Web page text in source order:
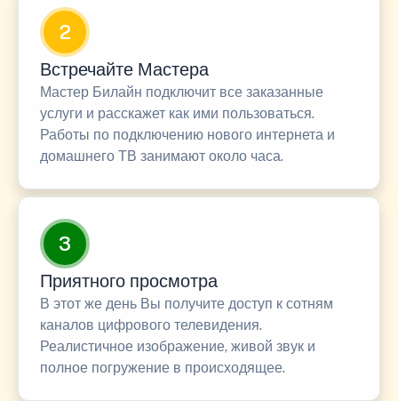
2
Встречайте Мастера
Мастер Билайн подключит все заказанные
услуги и расскажет как ими пользоваться.
Работы по подключению нового интернета и
домашнего ТВ занимают около часа.
3
Приятного просмотра
В этот же день Вы получите доступ к сотням
каналов цифрового телевидения.
Реалистичное изображение, живой звук и
полное погружение в происходящее.